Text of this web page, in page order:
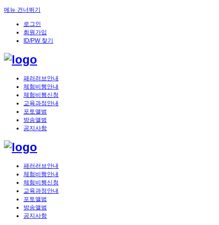
메뉴 건너뛰기
로그인
회원가입
ID/PW 찾기
패러러브안내
체험비행안내
체험비행신청
교육과정안내
포토앨범
방송앨범
공지사항
패러러브안내
체험비행안내
체험비행신청
교육과정안내
포토앨범
방송앨범
공지사항